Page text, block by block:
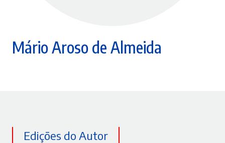
Mário Aroso de Almeida
Edições do Autor